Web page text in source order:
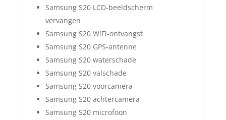
Samsung S20 LCD-beeldscherm
vervangen
Samsung S20 WiFi-ontvangst
Samsung S20 GPS-antenne
Samsung S20 waterschade
Samsung S20 valschade
Samsung S20 voorcamera
Samsung S20 achtercamera
Samsung S20 microfoon